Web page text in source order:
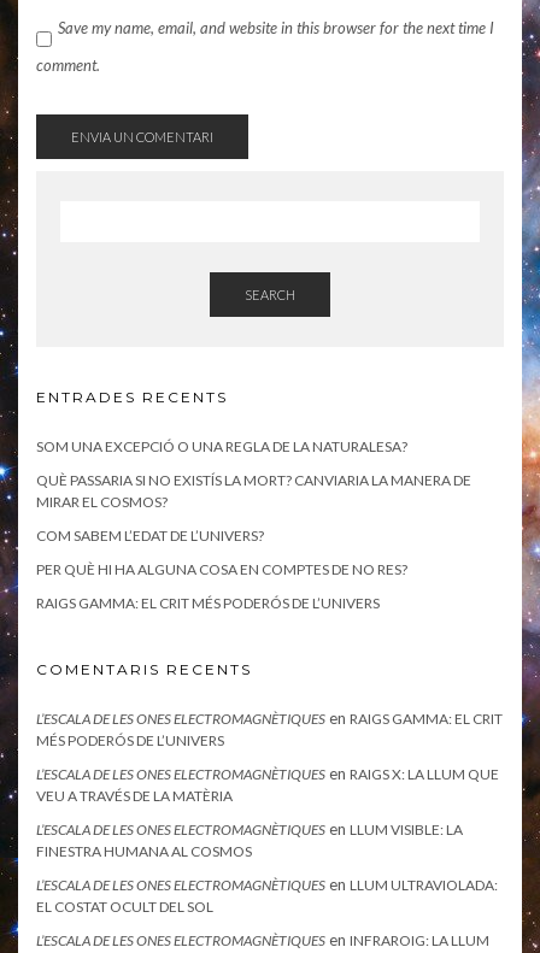
Save my name, email, and website in this browser for the next time I
comment.
SEARCH
ENTRADES RECENTS
SOM UNA EXCEPCIÓ O UNA REGLA DE LA NATURALESA?
QUÈ PASSARIA SI NO EXISTÍS LA MORT? CANVIARIA LA MANERA DE
MIRAR EL COSMOS?
COM SABEM L’EDAT DE L’UNIVERS?
PER QUÈ HI HA ALGUNA COSA EN COMPTES DE NO RES?
RAIGS GAMMA: EL CRIT MÉS PODERÓS DE L’UNIVERS
COMENTARIS RECENTS
L’ESCALA DE LES ONES ELECTROMAGNÈTIQUES en RAIGS GAMMA: EL CRIT
MÉS PODERÓS DE L’UNIVERS
L’ESCALA DE LES ONES ELECTROMAGNÈTIQUES en RAIGS X: LA LLUM QUE
VEU A TRAVÉS DE LA MATÈRIA
L’ESCALA DE LES ONES ELECTROMAGNÈTIQUES en LLUM VISIBLE: LA
FINESTRA HUMANA AL COSMOS
L’ESCALA DE LES ONES ELECTROMAGNÈTIQUES en LLUM ULTRAVIOLADA:
EL COSTAT OCULT DEL SOL
L’ESCALA DE LES ONES ELECTROMAGNÈTIQUES en INFRAROIG: LA LLUM